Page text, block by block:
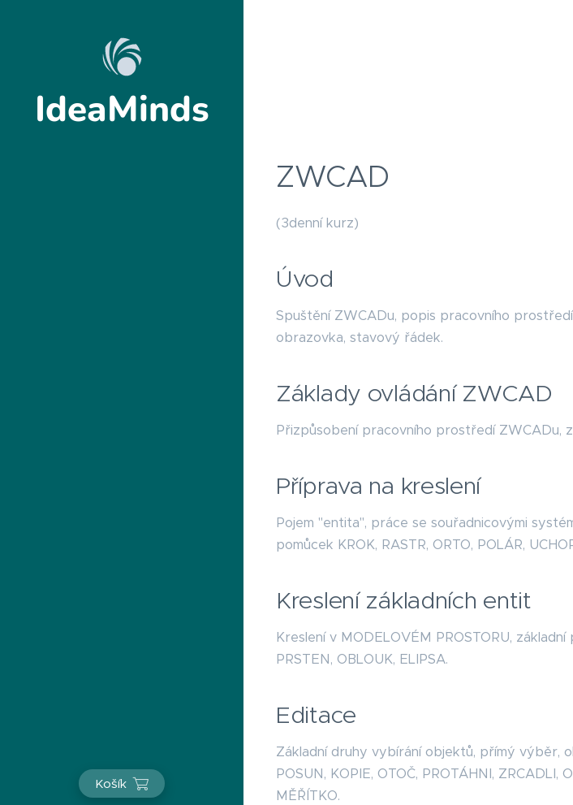
IdeaMinds
Košík
ZWCAD
(3denní kurz)
Úvod
Spuštění ZWCADu, popis pracovního
obrazovka, stavový řádek.
Základy ovládání ZWCAD
Přizpůsobení pracovního prostředí ZWCADu,
Příprava na kreslení
Pojem "entita", práce se souřadnicovými
pomůcek KROK, RASTR, ORTO, POLÁR,
Kreslení základních entit
Kreslení v MODELOVÉM PROSTORU,
PRSTEN, OBLOUK, ELIPSA.
Editace
Základní druhy vybírání objektů, přímý výběr,
POSUN, KOPIE, OTOČ, PROTÁHNI, ZRCADLI,
MĚŘÍTKO.